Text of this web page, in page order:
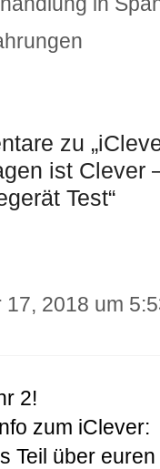
zu
ist Clever
Test“
17, 2018 um
2!
zum iClever:
Teil über